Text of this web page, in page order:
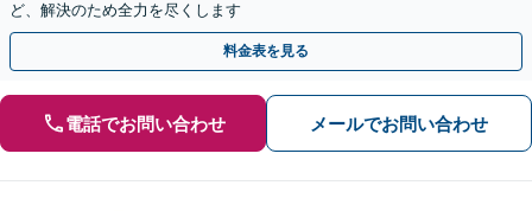
ど、解決のため全力を尽くします
料金表を見る
電話でお問い合わせ メールでお問い合わせ